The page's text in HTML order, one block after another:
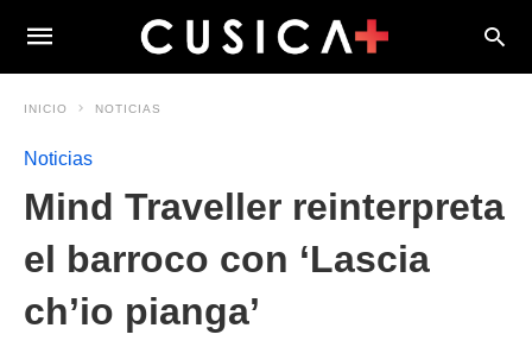
INICIO NOTICIAS
Noticias
Mind Traveller reinterpreta
el barroco con ‘Lascia
ch’io pianga’